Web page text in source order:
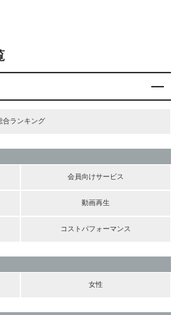
合ランキング
会員向けサービス
動画再生
コストパフォーマンス
女性